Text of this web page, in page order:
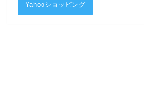
Yahooショッピング